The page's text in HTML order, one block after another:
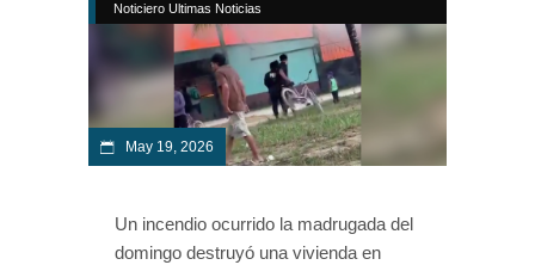
Noticiero Ultimas Noticias
May 19, 2026
Un incendio ocurrido la madrugada del
domingo destruyó una vivienda en